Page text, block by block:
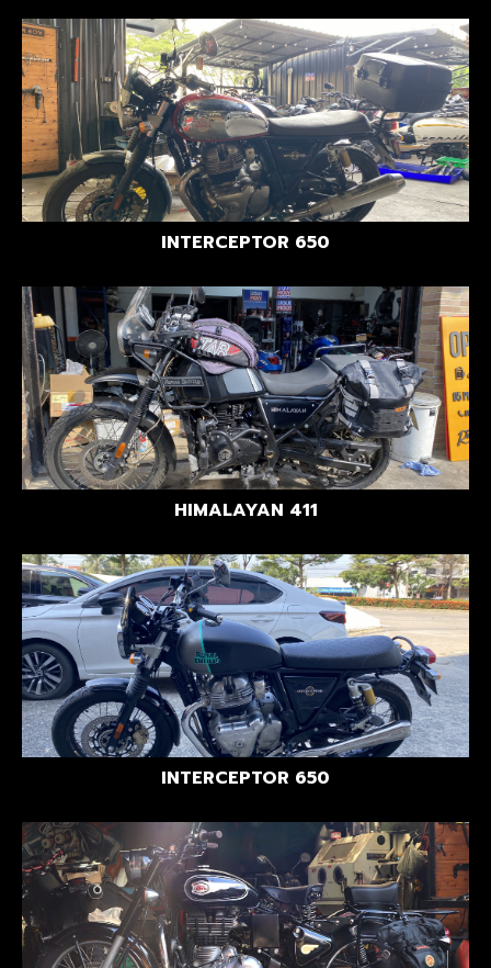
INTERCEPTOR 650
HIMALAYAN 411
INTERCEPTOR 650